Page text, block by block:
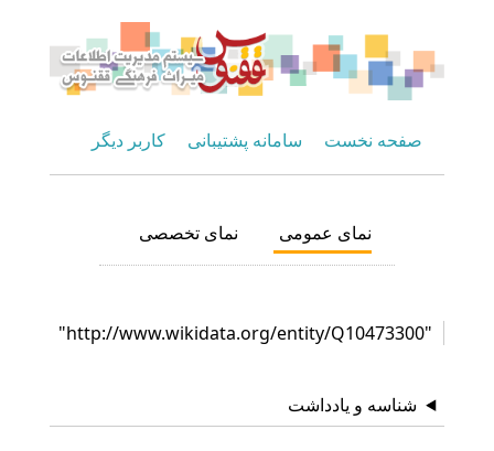
صفحه نخست سامانه پشتیبانی کاربر دیگر
نمای عمومی نمای تخصصی
"http://www.wikidata.org/entity/Q10473300"
شناسه و یادداشت